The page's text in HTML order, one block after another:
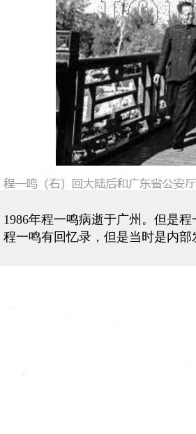
1986年程一鸣病逝于广州。但是
程一鸣有回忆录，但是当时是内部